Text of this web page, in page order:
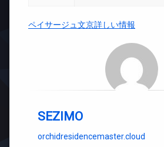
ペイサージュ文京詳しい情報
SEZIMO
orchidresidencemaster.cloud